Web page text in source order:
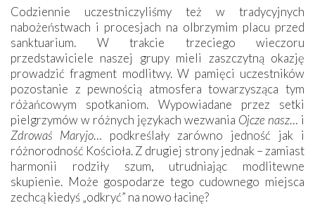
Codziennie uczestniczyliśmy też w tradycyjnych
nabożeństwach i procesjach na olbrzymim placu przed
sanktuarium. W trakcie trzeciego wieczoru
przedstawiciele naszej grupy mieli zaszczytną okazję
prowadzić fragment modlitwy. W pamięci uczestników
pozostanie z pewnością atmosfera towarzysząca tym
różańcowym spotkaniom. Wypowiadane przez setki
pielgrzymów w różnych językach wezwania Ojcze nasz… i
Zdrowaś Maryjo… podkreślały zarówno jedność jak i
różnorodność Kościoła. Z drugiej strony jednak – zamiast
harmonii rodziły szum, utrudniając modlitewne
skupienie. Może gospodarze tego cudownego miejsca
zechcą kiedyś „odkryć” na nowo łacinę?